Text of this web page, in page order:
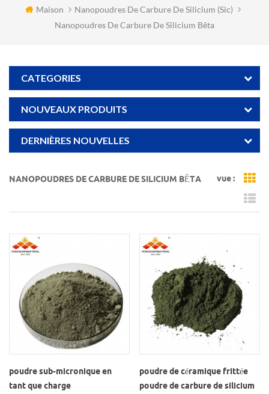
Maison
Nanopoudres De Carbure De Silicium (sic)
Nanopoudres De Carbure De Silicium Bêta
CATEGORIES
NOUVEAUX PRODUITS
DERNIÈRES NOUVELLES
NANOPOUDRES DE CARBURE DE SILICIUM BÊTA vue :
poudre sub-micronique en
tant que charge
poudre de céramique frittée
poudre de carbure de silicium